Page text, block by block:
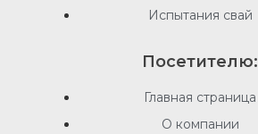
Испытания свай
Посетителю:
Главная страница
О компании